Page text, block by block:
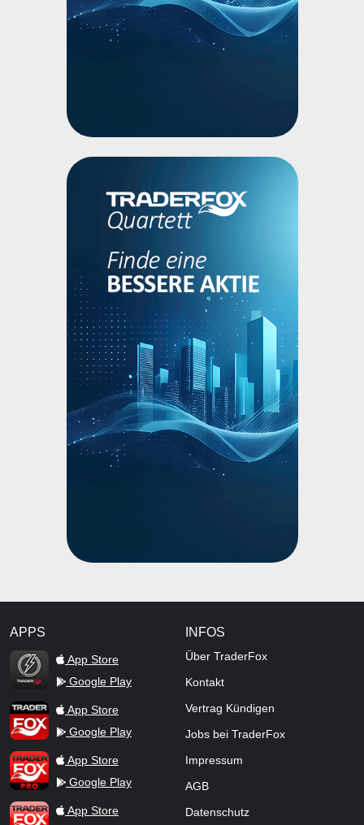
APPS
TraderFox Flash
App Store
Google Play
TraderFox AppApp Store
Google Play
TraderFox ProApp Store
Google Play
TraderFox dpa-AFX ProFeed
App Store
INFOS
Über TraderFox
Kontakt
Vertrag Kündigen
Jobs bei TraderFox
Impressum
AGB
Datenschutz